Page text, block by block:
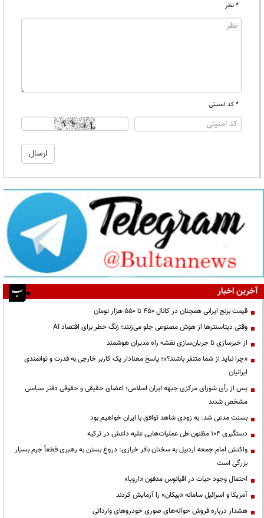
* نظر
* کد امنیتی
آخرین اخبار
قیمت‌ برنج ایرانی همچنان در کانال ۴۵۰ تا ۵۵۰ هزار تومان
وقتی دیتاسنترها از هوش مصنوعی جلو می‌زنند؛ زنگ خطر برای اقتصاد AI
از خبرسازی تا جریان‌سازی نقشه راه مدیران هوشمند
«چرا نباید از شما متنفر باشند؟»؛ پاسخ معنادار یک کاربر خارجی به قدرت و توانمندی
ایرانیان
پس از رأی شورای مرکزی جبهه ایران اسلامی؛ اعضای حقیقی و حقوقی دفتر سیاسی
مشخص شدند
بسنت مدعی شد: به زودی شاهد توافق با ایران خواهیم بود
دستگیری ۱۰۴ مظنون طی عملیات‌هایی علیه داعش در ترکیه
واکنش امام جمعه اردبیل به سخنان باقر خرازی: دروغ بستن به رهبری قطعاً جرم بسیار
بزرگی است
احتمال وجود حیات در اقیانوس مدفون «اروپا»
آمریکا و اسرائیل سامانه «پیکان» را آزمایش کردند
هشدار درباره فروش حواله‌های صوری خودروهای وارداتی